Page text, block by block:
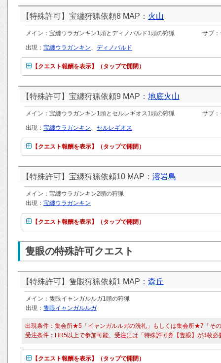
【特殊許可】宝纏狩猟依頼8 MAP： 火山
メイン：宝纏ウラガンキン1頭とディノバルド1頭の狩猟 サブ
出現： 宝纏ウラガンキン、 ディノバルド
【クエスト報酬を表示】（タップで開閉）
【特殊許可】宝纏狩猟依頼9 MAP： 地底火山
メイン：宝纏ウラガンキン1頭とセルレギオス1頭の狩猟 サブ
出現： 宝纏ウラガンキン、 セルレギオス
【クエスト報酬を表示】（タップで開閉）
【特殊許可】宝纏狩猟依頼10 MAP： 溶岩島
メイン：宝纏ウラガンキン2頭の狩猟
出現： 宝纏ウラガンキン
【クエスト報酬を表示】（タップで開閉）
隻眼の特殊許可クエスト
【特殊許可】隻眼狩猟依頼1 MAP： 森丘
メイン：隻眼イャンガルルガ1頭の狩猟
出現： 隻眼イャンガルルガ
出現条件：集会所★5「イャンガルルガの洗礼」もしくは集会所★7「そ
受注条件：HR5以上で参加可能、受注には「特殊許可券【隻眼】が3枚必
【クエスト報酬を表示】（タップで開閉）